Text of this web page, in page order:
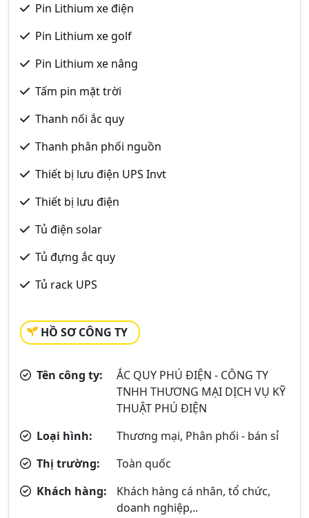
Pin Lithium xe điện
Pin Lithium xe golf
Pin Lithium xe nâng
Tấm pin mặt trời
Thanh nối ắc quy
Thanh phân phối nguồn
Thiết bị lưu điện UPS Invt
Thiết bị lưu điện
Tủ điện solar
Tủ đựng ắc quy
Tủ rack UPS
HỒ SƠ CÔNG TY
Tên công ty:
ẮC QUY PHÚ ĐIỆN - CÔNG TY
TNHH THƯƠNG MẠI DỊCH VỤ KỸ
THUẬT PHÚ ĐIỆN
Loại hình:
Thương mại, Phân phối - bán sỉ
Thị trường:
Toàn quốc
Khách hàng:
Khách hàng cá nhân, tổ chức,
doanh nghiệp,..